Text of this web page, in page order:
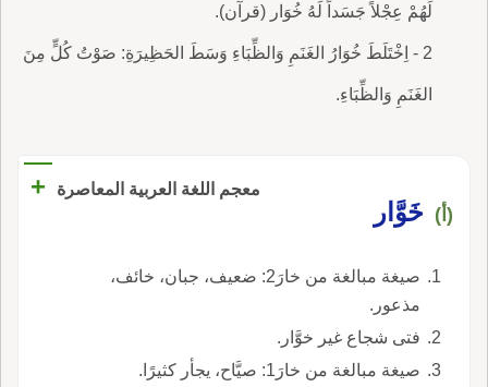
لَهُمْ عِجْلاً جَسَداً لَهُ خُوَار (قرآن).
2 - اِخْتَلَطَ خُوَارُ الغَنَمِ وَالظِّبَاءِ وَسَطَ الحَظِيرَةِ: صَوْتُ كُلٍّ مِنَ
الغَنَمِ وَالظِّبَاءِ.
معجم اللغة العربية المعاصرة +
(أ) خَوَّار
صيغة مبالغة من خارَ2: ضعيف، جبان، خائف،
مذعور.
فتى شجاع غير خوَّار.
صيغة مبالغة من خارَ1: صيَّاح، يجأر كثيرًا.